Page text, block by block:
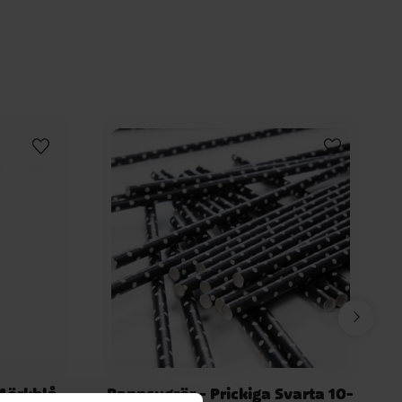
Pappsugrör - Prickiga Svarta 10-